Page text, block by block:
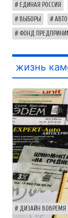
ЕДИНАЯ РОССИЯ
ВЫБОРЫ АВТО
ФОНД
жизнь
ДИЗАЙН ВОВРЕМЯ